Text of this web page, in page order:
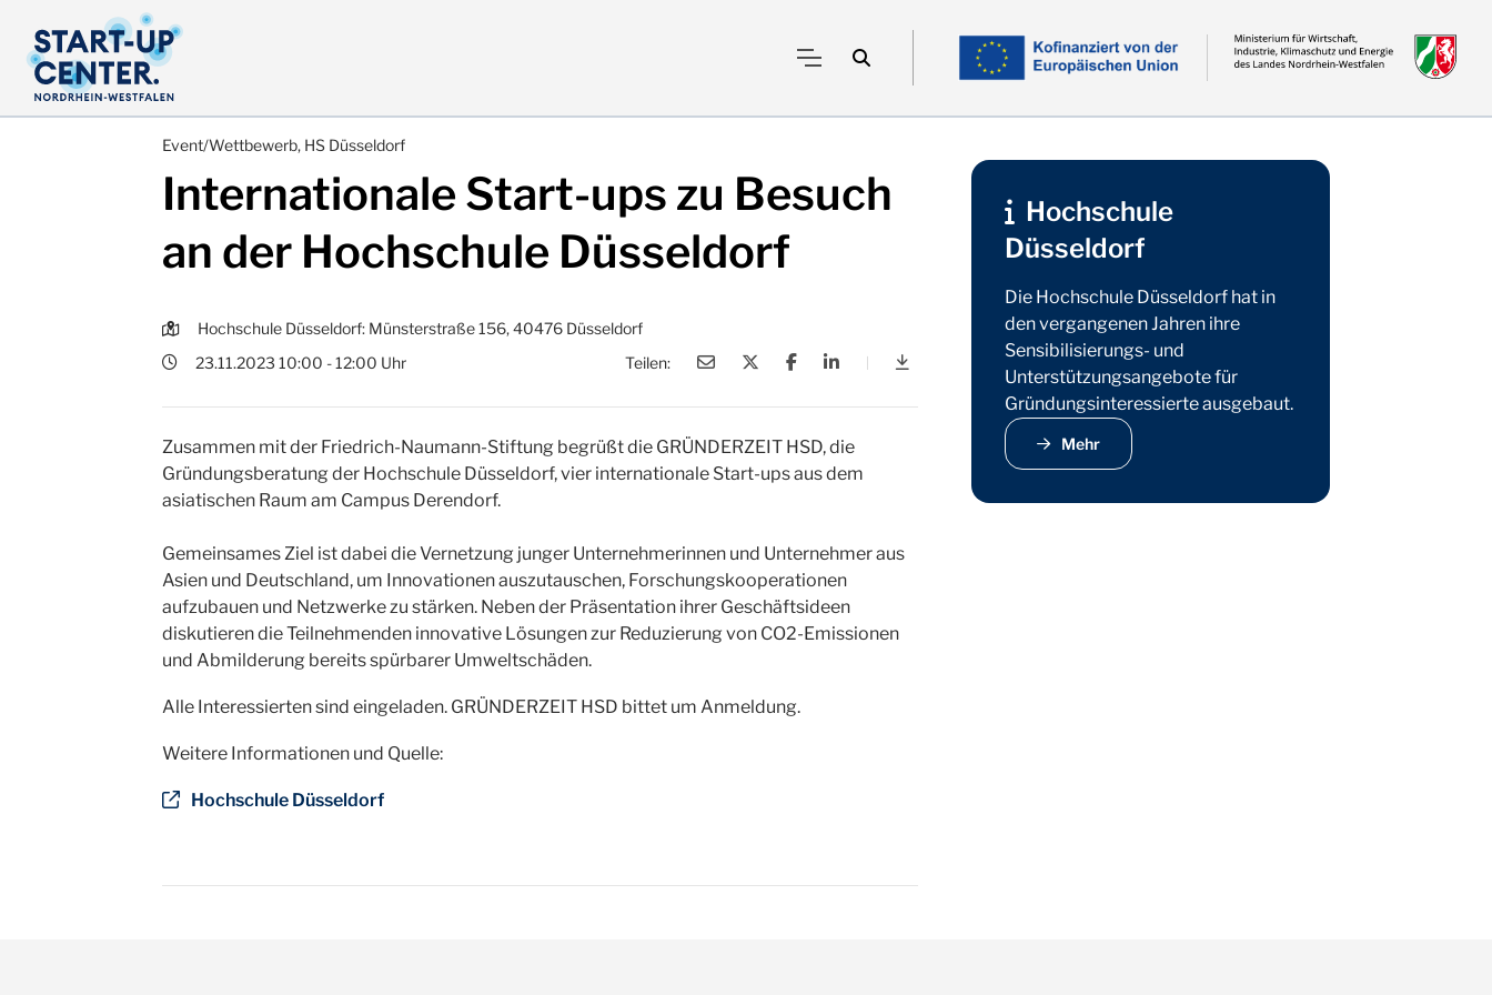
Event/Wettbewerb, HS Düsseldorf
Internationale Start-ups zu Besuch
an der Hochschule Düsseldorf
Hochschule Düsseldorf: Münsterstraße 156, 40476 Düsseldorf
23.11.2023 10:00 - 12:00 Uhr
Teilen:
Internationale Start-ups zu Besuch an der Hochschule Düsseldorf
Zusammen mit der Friedrich-Naumann-Stiftung begrüßt die GRÜNDERZEIT HSD, die
Gründungsberatung der Hochschule Düsseldorf, vier internationale Start-ups aus dem
asiatischen Raum am Campus Derendorf.
Gemeinsames Ziel ist dabei die Vernetzung junger Unternehmerinnen und Unternehmer aus
Asien und Deutschland, um Innovationen auszutauschen, Forschungskooperationen
aufzubauen und Netzwerke zu stärken. Neben der Präsentation ihrer Geschäftsideen
diskutieren die Teilnehmenden innovative Lösungen zur Reduzierung von CO2-Emissionen
und Abmilderung bereits spürbarer Umweltschäden.
Alle Interessierten sind eingeladen. GRÜNDERZEIT HSD bittet um Anmeldung.
Weitere Informationen und Quelle:
Hochschule Düsseldorf
Hochschule
Düsseldorf
Die Hochschule Düsseldorf hat in
den vergangenen Jahren ihre
Sensibilisierungs- und
Unterstützungsangebote für
Gründungsinteressierte ausgebaut.
Mehr